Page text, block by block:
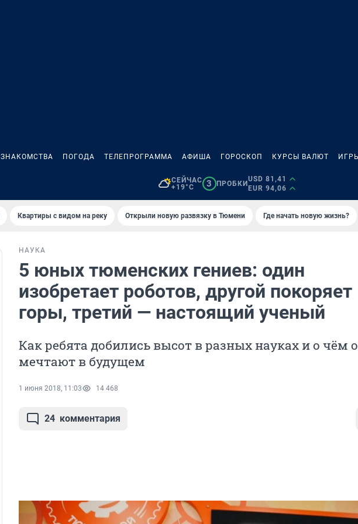
ЗНАКОМСТВА ПОГОДА ТЕЛЕПРОГРАММА АФИША ГОРОСКОП КУРСЫ ВАЛЮТ
СЕЙЧАС
+19°C
3 ПРОБКИ
USD 81,41
EUR 94,06
Квартиры с видом на реку Открыли новую развязку в Тюмени Где начать новую жизнь?
НАУКА
5 юных тюменских гениев: один
изобретает роботов, другой покоряет
горы, третий — настоящий ученый
Как ребята добились высот в разных науках и о чём
мечтают в будущем
1 июня 2018, 11:03 14 468
24 комментария